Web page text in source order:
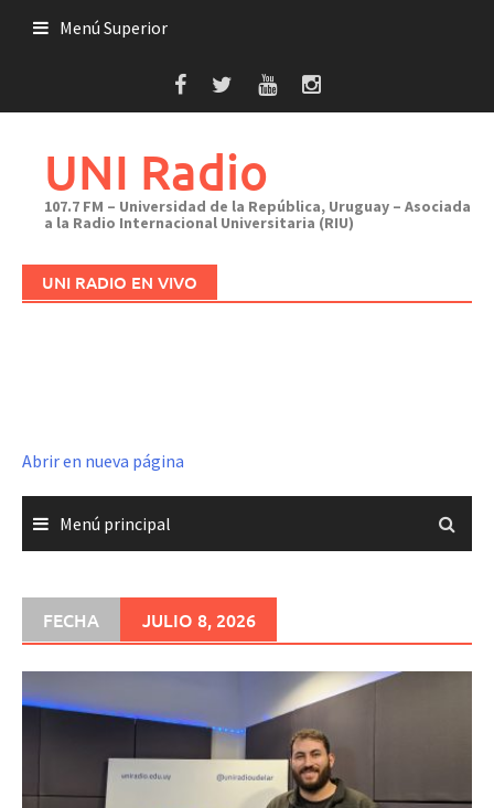
Menú Superior
UNI Radio
107.7 FM – Universidad de la República, Uruguay – Asociada
a la Radio Internacional Universitaria (RIU)
UNI RADIO EN VIVO
Abrir en nueva página
Menú principal
FECHA JULIO 8, 2026